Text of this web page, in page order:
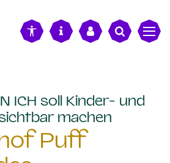
ICH soll Kinder- und
machen
Puff